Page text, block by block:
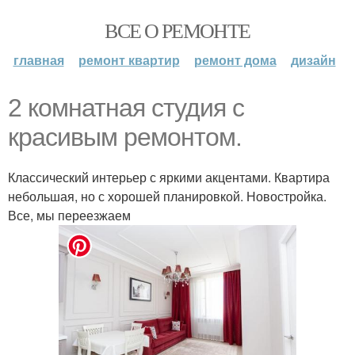
ВСЕ О РЕМОНТЕ
главная ремонт квартир ремонт дома дизайн
2 комнатная студия с
красивым ремонтом.
Классический интерьер с яркими акцентами. Квартира
небольшая, но с хорошей планировкой. Новостройка.
Все, мы переезжаем